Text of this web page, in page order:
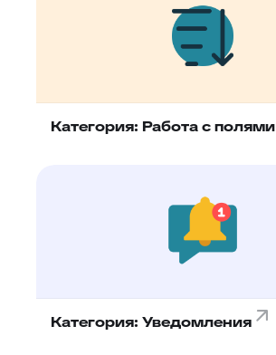
Категория: Работа с полями
Категория: Уведомления